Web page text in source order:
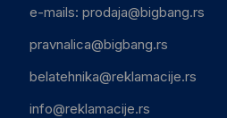
e-mails: prodaja@bigbang.rs
pravnalica@bigbang.rs
belatehnika@reklamacije.rs
info@reklamacije.rs